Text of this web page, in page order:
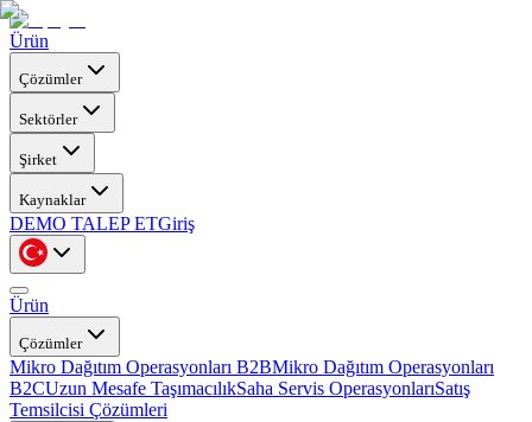
Ürün
Çözümler
Sektörler
Şirket
Kaynaklar
DEMO TALEP ETGiriş
Ürün
Çözümler
Mikro Dağıtım Operasyonları B2BMikro Dağıtım Operasyonları
B2CUzun Mesafe TaşımacılıkSaha Servis OperasyonlarıSatış
Temsilcisi Çözümleri